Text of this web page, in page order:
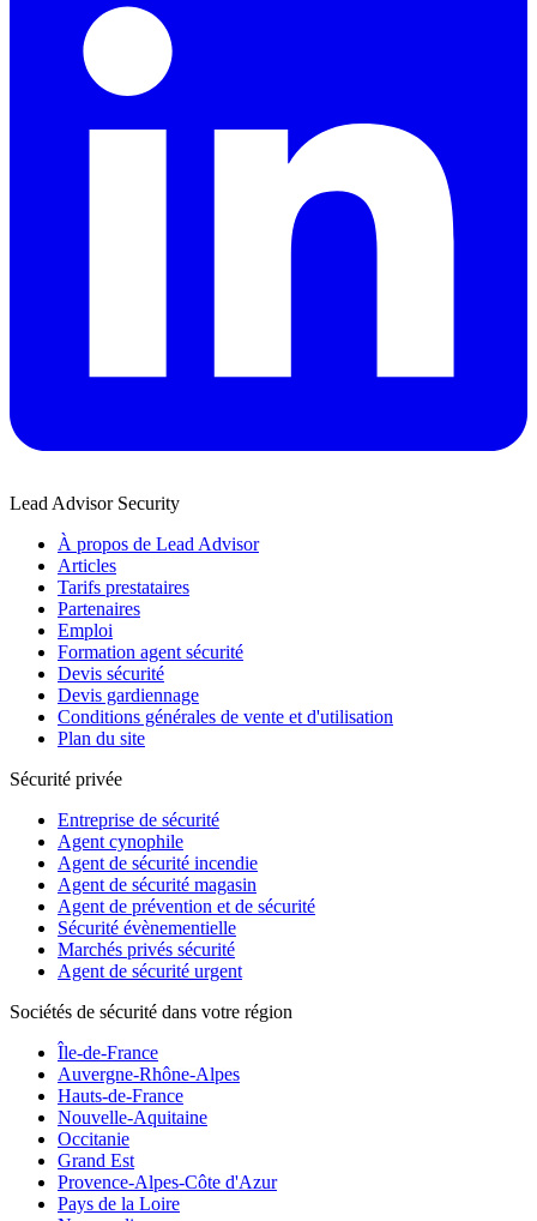
Lead Advisor Security
À propos de Lead Advisor
Articles
Tarifs prestataires
Partenaires
Emploi
Formation agent sécurité
Devis sécurité
Devis gardiennage
Conditions générales de vente et d'utilisation
Plan du site
Sécurité privée
Entreprise de sécurité
Agent cynophile
Agent de sécurité incendie
Agent de sécurité magasin
Agent de prévention et de sécurité
Sécurité évènementielle
Marchés privés sécurité
Agent de sécurité urgent
Sociétés de sécurité dans votre région
Île-de-France
Auvergne-Rhône-Alpes
Hauts-de-France
Nouvelle-Aquitaine
Occitanie
Grand Est
Provence-Alpes-Côte d'Azur
Pays de la Loire